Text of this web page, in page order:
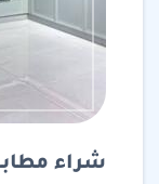
شراء